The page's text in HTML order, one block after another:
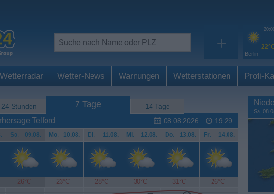
+ 22°C
Berlin
Wetterradar Wetter-News Warnungen Wetterstationen Profi-
24 Stunden 7 Tage
14 Tage
08.08.2026
19:29
Telford
So. 09.08. Mo. 10.08. Di. 11.08. Mi. 12.08. Do. 13.08. Fr. 14.08.
26°C 23°C 28°C 30°C 31°C 26°C
Sa.